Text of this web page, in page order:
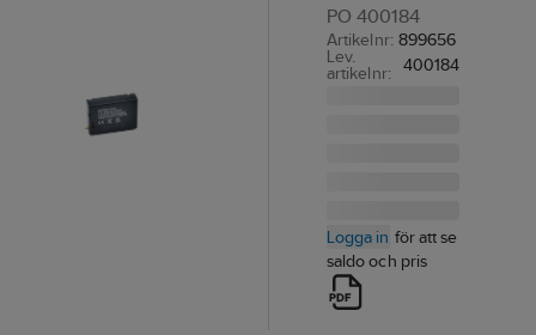
PO 400184
Artikelnr: 899656
Lev.
artikelnr:
400184
Logga in för att se
saldo och pris